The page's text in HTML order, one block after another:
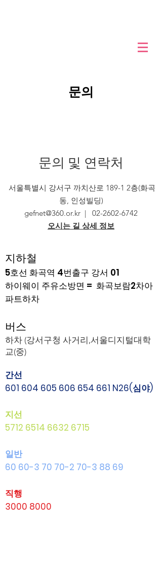
문의
문의 및 연락처
서울특별시 강서구 까치산로 189-1 2층(화곡
동, 인성빌딩)
gefnet@360.or.kr | 02-2602-6742
오시는 길 상세 정보
지하철
5호선 화곡역 4번출구 강서 01
하이웨이 주유소방면 = 화곡보람2차아
파트하차
버스
하차 (강서구청 사거리,서울디지털대학
교(중)
간선
601 604 605 606 654 661 N26(심야)
지선
5712 6514 6632 6715
일반
60 60-3 70 70-2 70-3 88 69
직행
3000 8000